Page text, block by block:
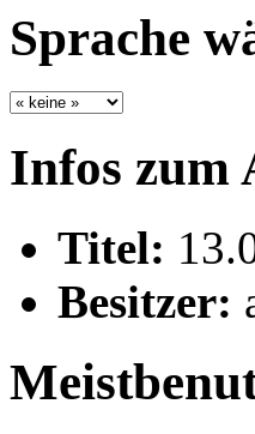
Sprache
Infos zum
Titel:
Besitzer: